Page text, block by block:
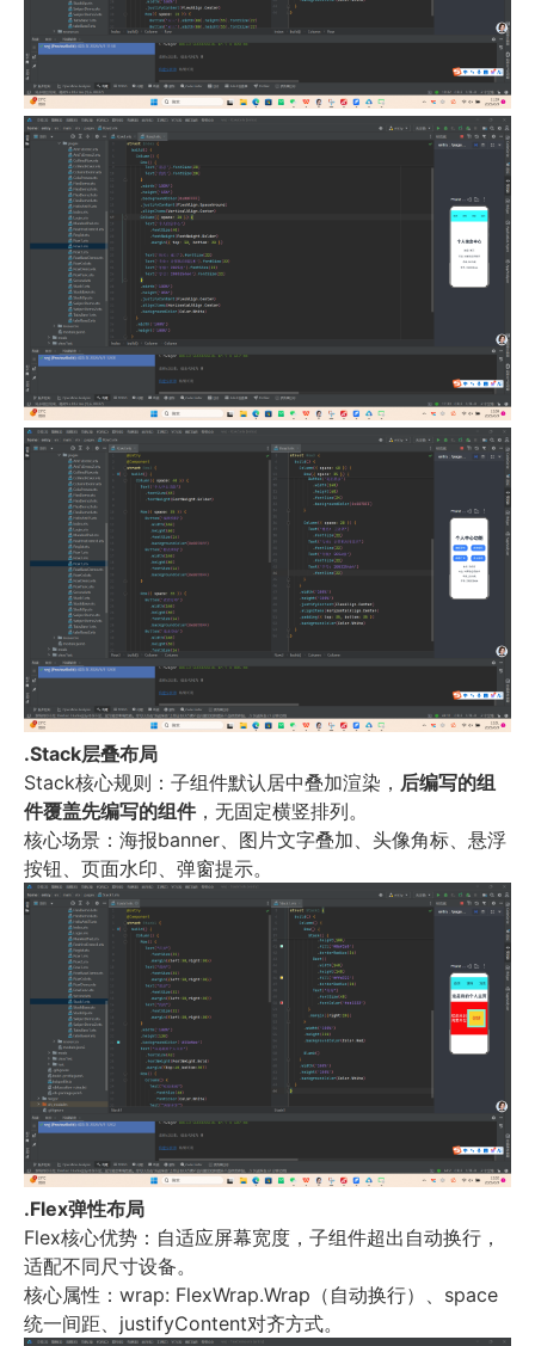
.Stack层叠布局
Stack核心规则：子组件默认居中叠加渲染， 后编写的组
件覆盖先编写的组件，无固定横竖排列。
核心场景：海报banner、图片文字叠加、头像角标、悬浮
按钮、页面水印、弹窗提示。
.Flex弹性布局
Flex核心优势：自适应屏幕宽度，子组件超出自动换行，
适配不同尺寸设备。
核心属性： wrap: FlexWrap.Wrap （自动换行）、 space
统一间距、 justifyContent对齐方式。